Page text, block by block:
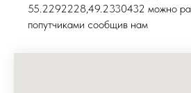
55.2292228,49.2330432 можно
попутчиками сообщив нам